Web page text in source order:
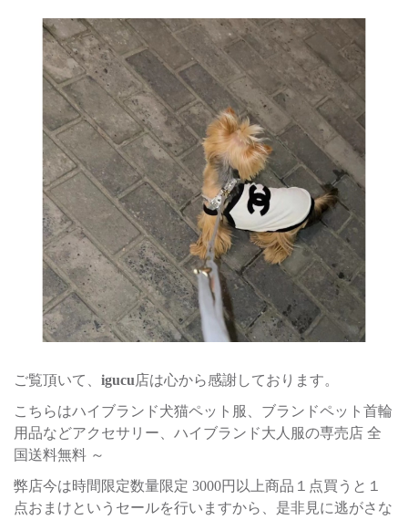
ご覧頂いて、 igucu店は心から感謝しております。
こちらはハイブランド犬猫ペット服、ブランドペット首輪
用品などアクセサリー、ハイブランド大人服の専売店 全
国送料無料 ～
弊店今は時間限定数量限定 3000円以上商品１点買うと１
点おまけというセールを行いますから、是非見に逃がさな